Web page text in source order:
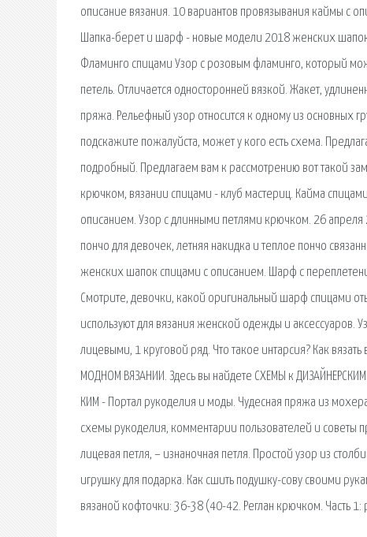
описание вязания. 10 вариантов провязывания каймы с
Шапка-берет и шарф - новые модели 2018 женских
Фламинго спицами Узор с розовым фламинго, который
петель. Отличается односторонней вязкой. Жакет,
пряжа. Рельефный узор относится к одному из основных
подскажите пожалуйста, может у кого есть схема.
подробный. Предлагаем вам к рассмотрению вот такой
крючком, вязании спицами - клуб мастериц. Кайма
описанием. Узор с длинными петлями крючком. 26
пончо для девочек, летняя накидка и теплое пончо
женских шапок спицами с описанием. Шарф с
Смотрите, девочки, какой оригинальный шарф спицами
используют для вязания женской одежды и аксессуаров.
лицевыми, 1 круговой ряд. Что такое интарсия? Как
МОДНОМ ВЯЗАНИИ. Здесь вы найдете СХЕМЫ к
КИМ - Портал рукоделия и моды. Чудесная пряжа из
схемы рукоделия, комментарии пользователей и советы
лицевая петля, – изнаночная петля. Простой узор из
игрушку для подарка. Как сшить подушку-сову своими
вязаной кофточки: 36-38 (40-42. Реглан крючком. Часть